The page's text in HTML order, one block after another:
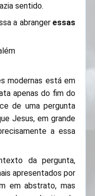
sentido.
a abranger essas
modernas está em
apenas do fim do
de uma pergunta
Jesus, em grande
a essa
da pergunta,
apresentados por
em abstrato, mas